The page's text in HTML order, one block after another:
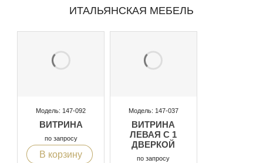
ИТАЛЬЯНСКАЯ МЕБЕЛЬ
Модель: 147-092
ВИТРИНА
по запросу
В корзину
Модель: 147-037
ВИТРИНА
ЛЕВАЯ С 1
ДВЕРКОЙ
по запросу